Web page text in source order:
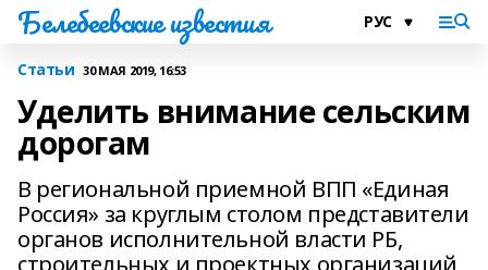
Белебеевские известия
Статьи 30 МАЯ 2019, 16:53
Уделить внимание сельским
дорогам
В региональной приемной ВПП «Единая
Россия» за круглым столом представители
органов исполнительной власти РБ,
строительных и проектных организаций,